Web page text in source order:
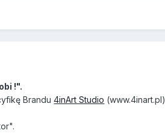
!".
Brandu4inArt Studio